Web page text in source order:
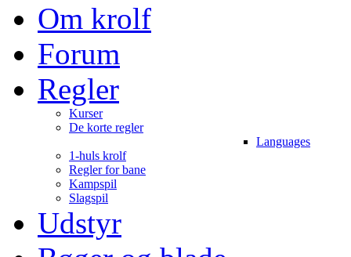
Om krolf
Forum
Regler
Kurser
De korte regler
Languages
1-huls krolf
Regler for bane
Kampspil
Slagspil
Udstyr